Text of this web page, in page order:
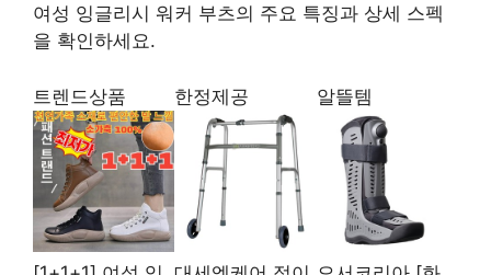
여성 잉글리시 워커 부츠의 주요 특징과 상세 스펙
을 확인하세요.
트렌드상품 한정제공 알뜰템